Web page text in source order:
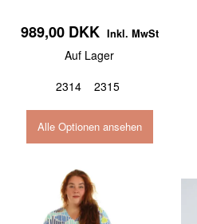
989,00 DKK Inkl. MwSt
Auf Lager
2314
2315
Alle Optionen ansehen